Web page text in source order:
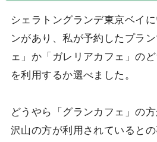
シェラトングランデ東京ベイ
ンがあり、私が予約したプラ
ェ」か「ガレリアカフェ」の
を利用するか選べました。
どうやら「グランカフェ」の
沢山の方が利用されていると